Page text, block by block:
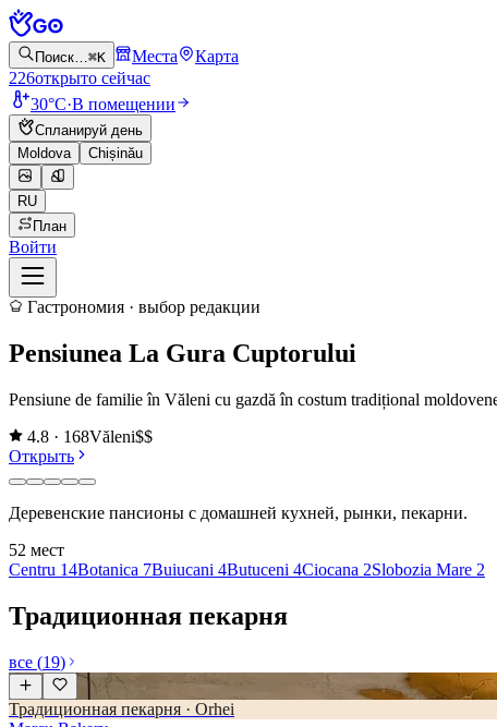
Поиск…⌘K Места
Карта
226открыто сейчас
30°C·В помещении
Спланируй день
Moldova
Chișinău
RU
План
Войти
Гастрономия · выбор редакции
Pensiunea La Gura Cuptorului
Pensiune de familie în Văleni cu gazdă în costum tradițional
4.8 · 168Văleni$$
Открыть
Деревенские пансионы с домашней кухней, рынки, пекарни.
52 мест
Centru 14Botanica 7Buiucani 4Butuceni 4Ciocana 2Slobozia Mare 2
Традиционная пекарня
все (19)
Традиционная пекарня · Orhei